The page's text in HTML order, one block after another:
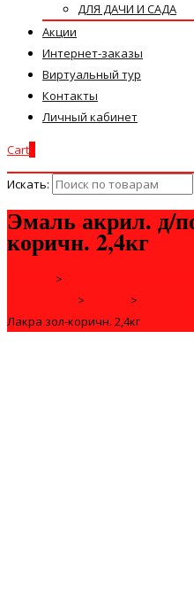
ДЛЯ ДАЧИ И САДА
Акции
Интернет-заказы
Виртуальный тур
Контакты
Личный кабинет
Cart
Искать:
Эмаль акрил. д/
коричн. 2,4кг
>
> >
Лакра зол-коричн. 2,4кг